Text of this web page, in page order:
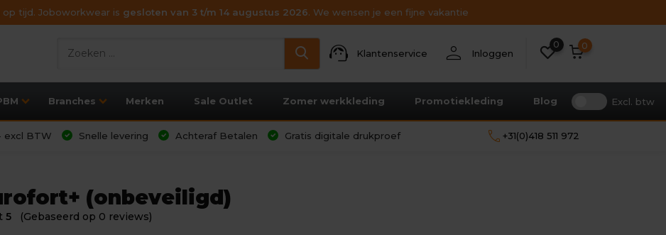
tijd. Joboworkwear is gesloten van 3 t/m 14 augustus 2026. We wensen je een fijne vakantie
support_agent Klantenservice person Inloggen
0 0
Branches Merken Sale Outlet Zomer werkkleding Promotiekleding Blog Excl. btw
excl BTW Snelle levering Achteraf Betalen Gratis digitale drukproef call +31(0)418 511 972
(onbeveiligd)
5 (Gebaseerd op 0 reviews)